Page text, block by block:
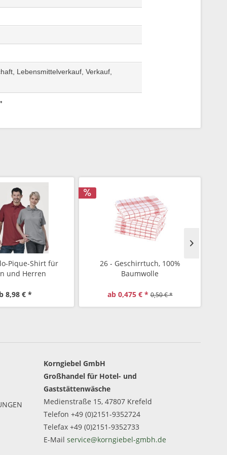
Lebensmittelverkauf, Verkauf,
Pique-Shirt für
und Herren
8,98 € *
26 - Geschirrtuch, 100%
Baumwolle
ab 0,475 € * 0,50 € *
Korngiebel GmbH
Großhandel für Hotel- und
Gaststättenwäsche
Medienstraße 15, 47807 Krefeld
Telefon +49 (0)2151-9352724
Telefax +49 (0)2151-9352733
E-Mail service@korngiebel-gmbh.de